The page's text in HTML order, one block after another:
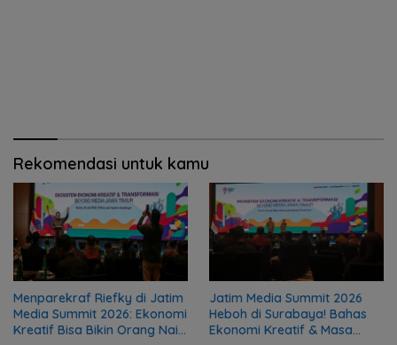
Rekomendasi untuk kamu
Menparekraf Riefky di Jatim
Media Summit 2026: Ekonomi
Kreatif Bisa Bikin Orang Naik
Jatim Media Summit 2026
Heboh di Surabaya! Bahas
Ekonomi Kreatif & Masa